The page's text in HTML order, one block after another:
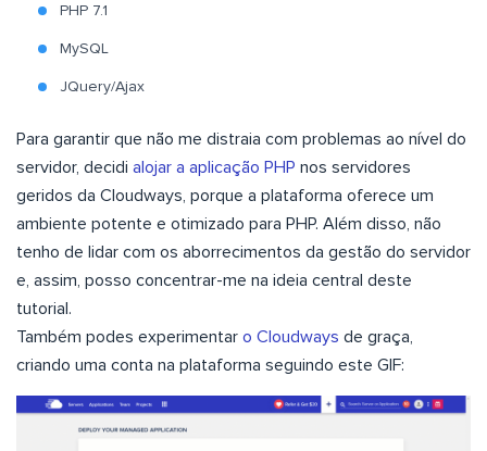
PHP 7.1
MySQL
JQuery/Ajax
Para garantir que não me distraia com problemas ao nível do
servidor, decidi alojar a aplicação PHP nos servidores
geridos da Cloudways, porque a plataforma oferece um
ambiente potente e otimizado para PHP. Além disso, não
tenho de lidar com os aborrecimentos da gestão do servidor
e, assim, posso concentrar-me na ideia central deste
tutorial.
Também podes experimentar o Cloudways de graça,
criando uma conta na plataforma seguindo este GIF: